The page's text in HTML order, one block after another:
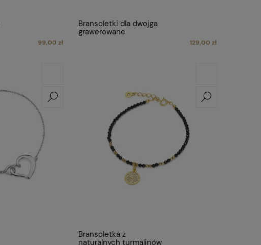
99,00 zł
Bransoletki dla dwojga
grawerowane
129,00 zł
Bransoletka z
naturalnych turmalinów